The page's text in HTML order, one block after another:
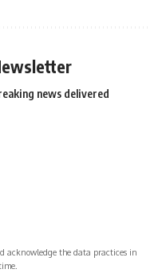
news delivered
acknowledge the data practices in